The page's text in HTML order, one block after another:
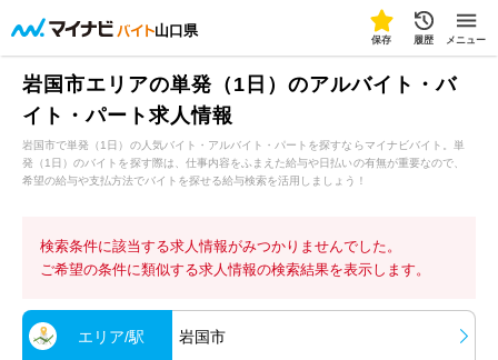
山口県
保存 履歴 メニュー
岩国市エリアの単発（1日）のアルバイト・バ
イト・パート求人情報
岩国市で単発（1日）の人気バイト・アルバイト・パートを探すならマイナビバイト。単
発（1日）のバイトを探す際は、仕事内容をふまえた給与や日払いの有無が重要なので、
希望の給与や支払方法でバイトを探せる給与検索を活用しましょう！
検索条件に該当する求人情報がみつかりませんでした。
ご希望の条件に類似する求人情報の検索結果を表示します。
エリア/駅 岩国市